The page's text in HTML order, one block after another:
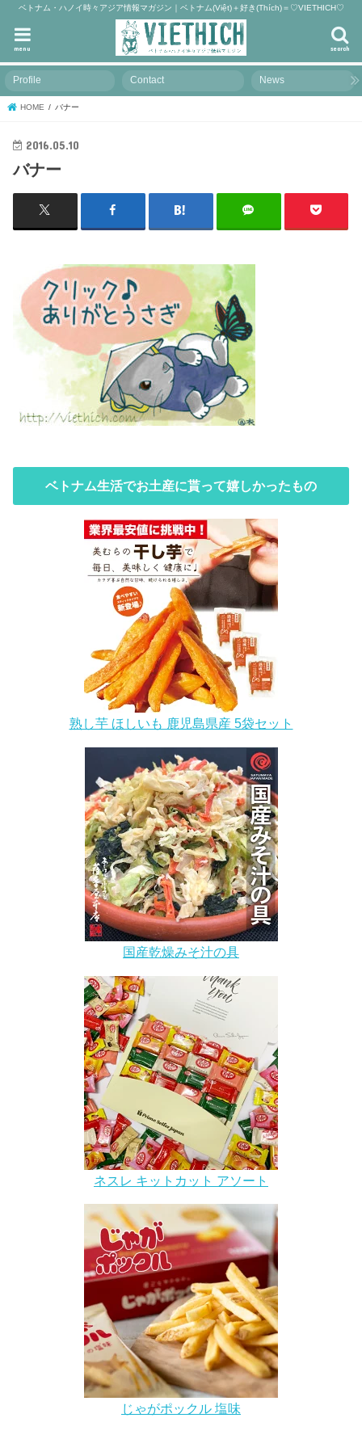
ベトナム・ハノイ時々アジア情報マガジン｜ベトナム(Việt)＋好き(Thích)＝♡VIETHICH♡
search
menu
Profile Contact News
HOME バナー
2016.05.10
バナー
ベトナム生活でお土産に貰って嬉しかったもの
熟し芋 ほしいも 鹿児島県産 5袋セット
国産乾燥みそ汁の具
ネスレ キットカット アソート
じゃがポックル 塩味